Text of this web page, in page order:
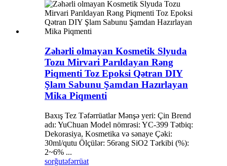
Zəhərli olmayan Kosmetik Slyuda
Tozu Mirvari Parıldayan Rəng
Piqmenti Toz Epoksi Qətran DIY
Şlam Sabunu Şamdan Hazırlayan
Mika Piqmenti
Baxış Tez Təfərrüatlar Mənşə yeri: Çin Brend
adı: YuChuan Model nömrəsi: YC-399 Tətbiq:
Dekorasiya, Kosmetika və sənaye Çəki:
30ml/qutu Ölçülər: 56rəng SiO2 Tərkibi (%):
2~6% ...
sorğutəfərrüat